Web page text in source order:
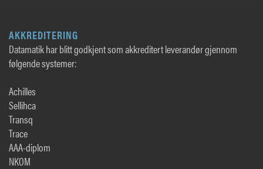
AKKREDITERING
Datamatik har blitt godkjent som akkreditert leverandør gjennom
følgende systemer:
Achilles
Sellihca
Transq
Trace
AAA-diplom
NKOM